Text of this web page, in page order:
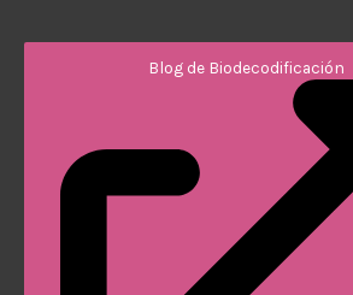
Blog de Biodecodificación